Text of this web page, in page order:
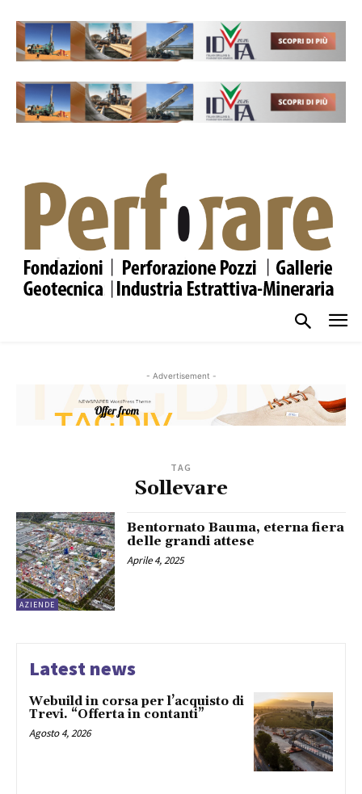
- Advertisement -
TAG
Sollevare
AZIENDE
Bentornato Bauma, eterna fiera
delle grandi attese
Aprile 4, 2025
Latest news
Webuild in corsa per l’acquisto di
Trevi. “Offerta in contanti”
Agosto 4, 2026